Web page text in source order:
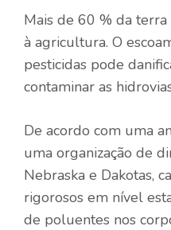
Mais de 60 % da
à agricultura. O
pesticidas pode
contaminar as
De acordo com uma
uma organização de
Nebraska e Dakotas,
rigorosos em nível
de poluentes nos